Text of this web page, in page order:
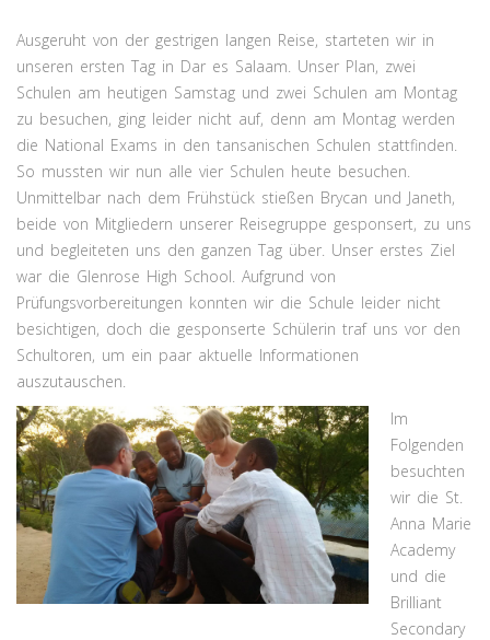
Ausgeruht von der gestrigen langen Reise, starteten wir in
unseren ersten Tag in Dar es Salaam. Unser Plan, zwei
Schulen am heutigen Samstag und zwei Schulen am Montag
zu besuchen, ging leider nicht auf, denn am Montag werden
die National Exams in den tansanischen Schulen stattfinden.
So mussten wir nun alle vier Schulen heute besuchen.
Unmittelbar nach dem Frühstück stießen Brycan und Janeth,
beide von Mitgliedern unserer Reisegruppe gesponsert, zu uns
und begleiteten uns den ganzen Tag über. Unser erstes Ziel
war die Glenrose High School. Aufgrund von
Prüfungsvorbereitungen konnten wir die Schule leider nicht
besichtigen, doch die gesponserte Schülerin traf uns vor den
Schultoren, um ein paar aktuelle Informationen
auszutauschen.
Im
Folgenden
besuchten
wir die St.
Anna Marie
Academy
und die
Brilliant
Secondary